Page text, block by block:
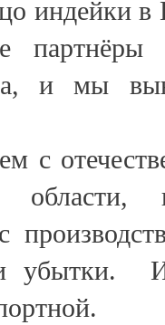
индейки
партнёры
и мы
с
убытки. И